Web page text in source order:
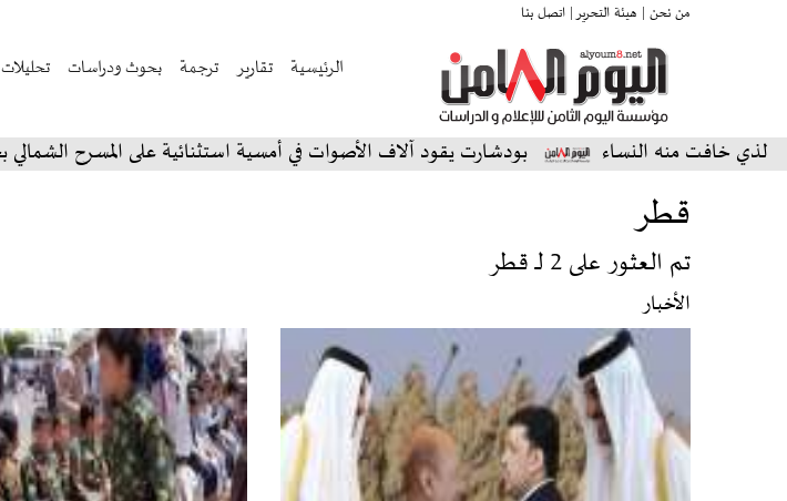
من نحن | هيئة التحرير | اتصل بنا
الرئيسية تقارير ترجمة بحوث ودراسات تحليلات
منه النساء بودشارت يقود آلاف الأصوات في أمسية استثنائية على المسرح الشمالي بجرش
قطر
تم العثور على 2 لـ قطر
الأخبار